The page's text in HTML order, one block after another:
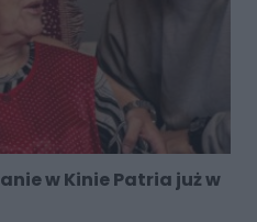
w Kinie Patria już w